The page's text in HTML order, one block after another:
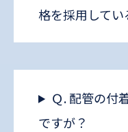
格を採用して
Ｑ. 配管の付
ですが？